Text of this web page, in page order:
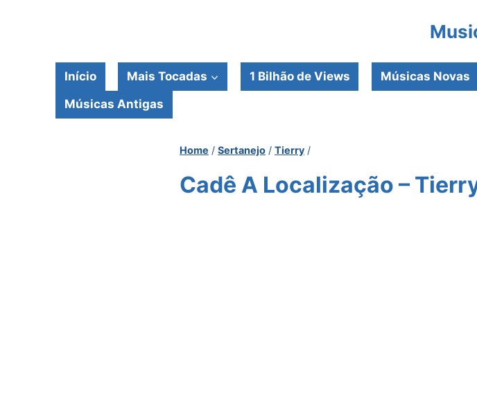
Conteúdo
Início Mais Tocadas 1 Bilhão de Views Músicas Novas
Músicas Antigas
Home / Sertanejo / Tierry /
Cadê A Localização –